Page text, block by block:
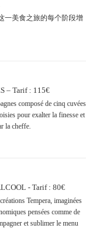
一美食之旅的每个阶段增
– Tarif : 115€
composé de cinq cuvées
pour exalter la finesse et
la cheffe.
- Tarif : 80€
Tempera, imaginées
pensées comme de
et sublimer le menu